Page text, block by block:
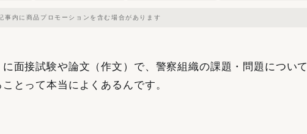
事内に商品プロモーションを含む場合があります
面接試験や論文（作文）で、警察組織の課題・問題について
とって本当によくあるんです。